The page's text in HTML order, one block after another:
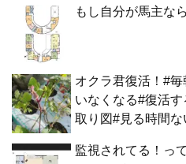
もし自分が馬主な
オクラ君復活！#
いなくなる#復活
取り図#見る時間
監視されてる！っ